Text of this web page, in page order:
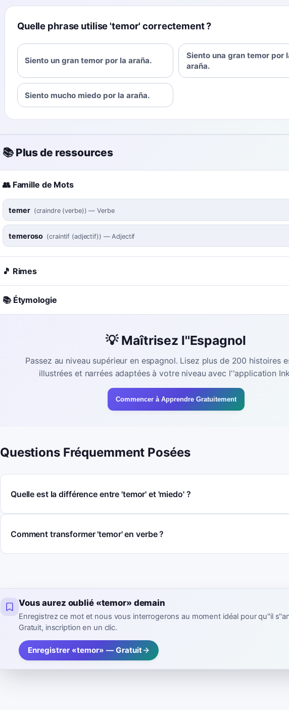
Quelle phrase utilise 'temor' correctement ?
Siento un gran temor por la araña.
Siento una gran temor por
araña.
Siento mucho miedo por la araña.
📚 Plus de ressources
👥 Famille de Mots
temer (craindre (verbe)) —Verbe
temeroso (craintif (adjectif)) — Adjectif
🎵 Rimes
📚 Étymologie
💡 Maîtrisez l''Espagnol
Passez au niveau supérieur en espagnol. Lisez plus de 200 histoires
illustrées et narrées adaptées à votre niveau avec l''application
Commencer à Apprendre Gratuitement
Questions Fréquemment Posées
Quelle est la différence entre 'temor' et 'miedo' ?
Comment transformer 'temor' en verbe ?
Vous aurez oublié «temor» demain
Enregistrez ce mot et nous vous interrogerons au moment idéal pour qu''il
Gratuit, inscription en un clic.
Enregistrer «temor» — Gratuit